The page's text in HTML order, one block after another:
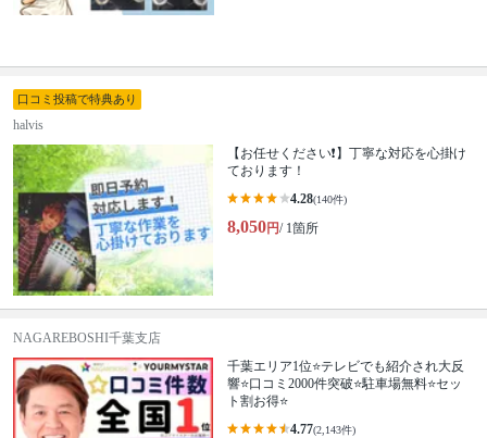
口コミ投稿で特典あり
halvis
【お任せください❗️】丁寧な対応を心掛け
ております！
4.28(140件)
8,050円/ 1箇所
NAGAREBOSHI千葉支店
千葉エリア1位⭐テレビでも紹介され大反
響⭐️口コミ2000件突破⭐️駐車場無料⭐セッ
ト割お得⭐
4.77(2,143件)